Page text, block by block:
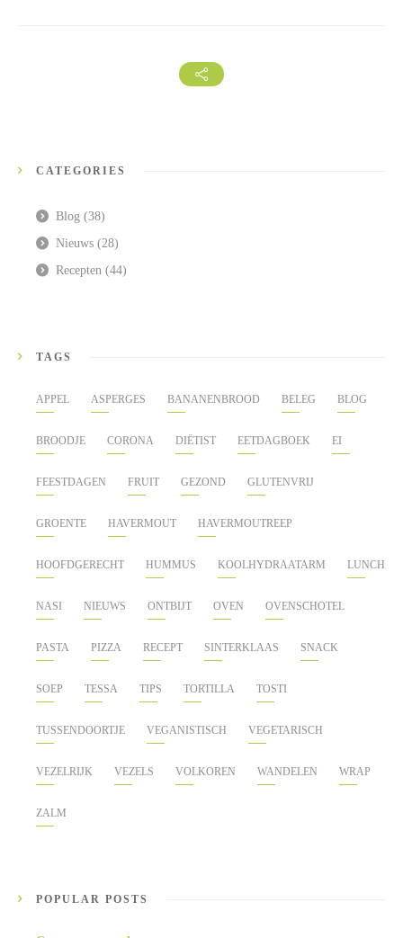
CATEGORIES
Blog (38)
Nieuws (28)
Recepten (44)
TAGS
APPEL ASPERGES BANANENBROOD BELEG BLOG
BROODJE CORONA DIËTIST EETDAGBOEK EI
FEESTDAGEN FRUIT GEZOND GLUTENVRIJ
GROENTE HAVERMOUT HAVERMOUTREEP
HOOFDGERECHT HUMMUS KOOLHYDRAATARM LUNCH
NASI NIEUWS ONTBIJT OVEN OVENSCHOTEL
PASTA PIZZA RECEPT SINTERKLAAS SNACK
SOEP TESSA TIPS TORTILLA TOSTI
TUSSENDOORTJE VEGANISTISCH VEGETARISCH
VEZELRIJK VEZELS VOLKOREN WANDELEN WRAP
ZALM
POPULAR POSTS